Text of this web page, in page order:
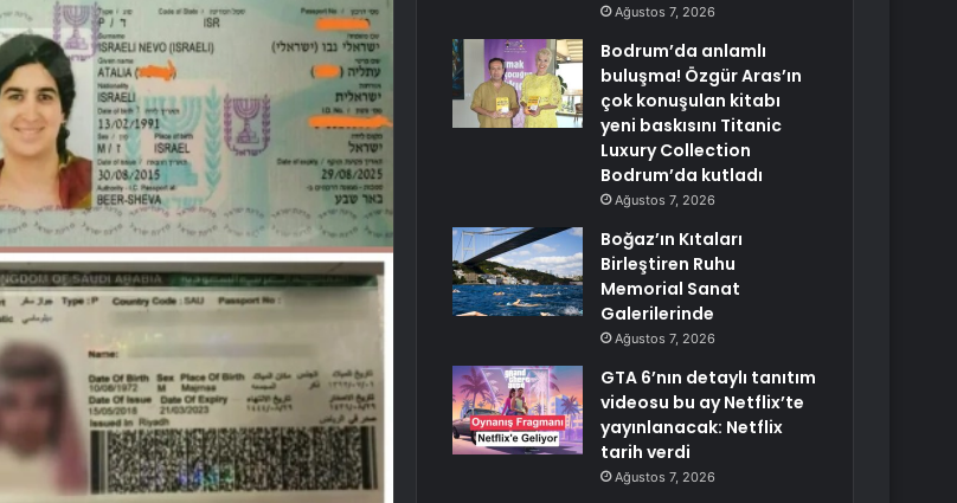
Ağustos 7, 2026
Bodrum’da anlamlı
buluşma! Özgür Aras’ın
çok konuşulan kitabı
yeni baskısını Titanic
Luxury Collection
Bodrum’da kutladı
Ağustos 7, 2026
Boğaz’ın Kıtaları
Birleştiren Ruhu
Memorial Sanat
Galerilerinde
Ağustos 7, 2026
GTA 6’nın detaylı tanıtım
videosu bu ay Netflix’te
yayınlanacak: Netflix
tarih verdi
Ağustos 7, 2026